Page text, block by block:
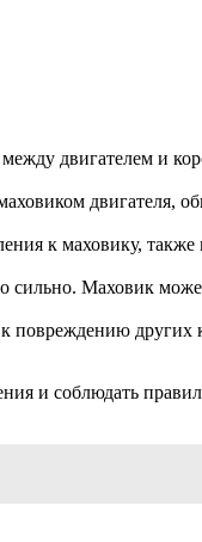
двигателем и
к маховику,
Маховик
и соблюдать